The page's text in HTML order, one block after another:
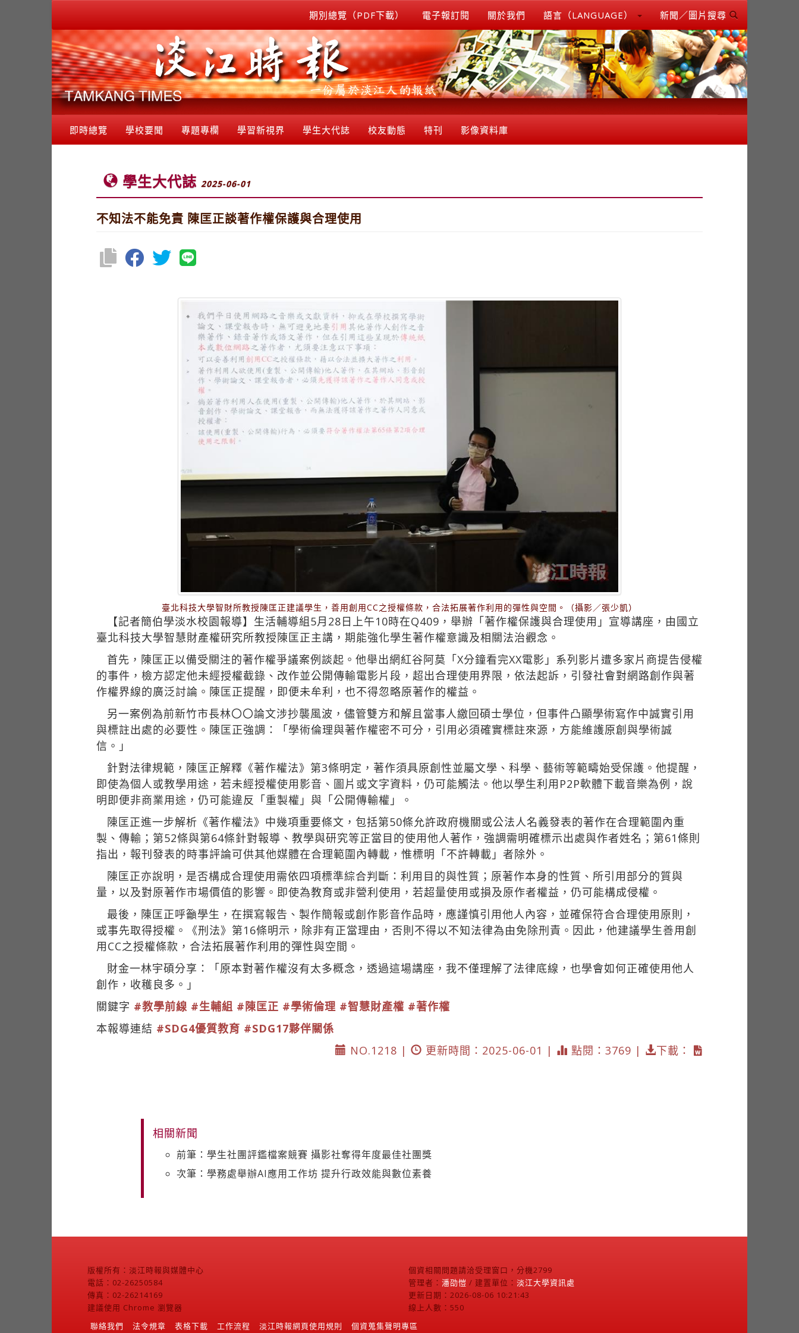
期別總覽（PDF下載） 電子報訂閱 關於我們 語言（LANGUAGE） 新聞／圖片搜尋
即時總覽 學校要聞 專題專欄 學習新視界 學生大代誌 校友動態 特刊 影像資料庫
學生大代誌 2025-06-01
不知法不能免責 陳匡正談著作權保護與合理使用
臺北科技大學智財所教授陳匡正建議學生，善用創用CC之授權條款，合法拓展著作利用的彈性與空間。（攝影／張少凱）
【記者簡伯學淡水校園報導】生活輔導組5月28日上午10時在Q409，舉辦「著作權保護與合理使用」宣導講座，由國立
臺北科技大學智慧財產權研究所教授陳匡正主講，期能強化學生著作權意識及相關法治觀念。
首先，陳匡正以備受關注的著作權爭議案例談起。他舉出網紅谷阿莫「X分鐘看完XX電影」系列影片遭多家片商提告侵權
的事件，檢方認定他未經授權截錄、改作並公開傳輸電影片段，超出合理使用界限，依法起訴，引發社會對網路創作與著
作權界線的廣泛討論。陳匡正提醒，即便未牟利，也不得忽略原著作的權益。
另一案例為前新竹市長林〇〇論文涉抄襲風波，儘管雙方和解且當事人繳回碩士學位，但事件凸顯學術寫作中誠實引用
與標註出處的必要性。陳匡正強調：「學術倫理與著作權密不可分，引用必須確實標註來源，方能維護原創與學術誠
信。」
針對法律規範，陳匡正解釋《著作權法》第3條明定，著作須具原創性並屬文學、科學、藝術等範疇始受保護。他提醒，
即使為個人或教學用途，若未經授權使用影音、圖片或文字資料，仍可能觸法。他以學生利用P2P軟體下載音樂為例，說
明即便非商業用途，仍可能違反「重製權」與「公開傳輸權」。
陳匡正進一步解析《著作權法》中幾項重要條文，包括第50條允許政府機關或公法人名義發表的著作在合理範圍內重
製、傳輸；第52條與第64條針對報導、教學與研究等正當目的使用他人著作，強調需明確標示出處與作者姓名；第61條則
指出，報刊發表的時事評論可供其他媒體在合理範圍內轉載，惟標明「不許轉載」者除外。
陳匡正亦說明，是否構成合理使用需依四項標準綜合判斷：利用目的與性質；原著作本身的性質、所引用部分的質與
量，以及對原著作市場價值的影響。即使為教育或非營利使用，若超量使用或損及原作者權益，仍可能構成侵權。
最後，陳匡正呼籲學生，在撰寫報告、製作簡報或創作影音作品時，應謹慎引用他人內容，並確保符合合理使用原則，
或事先取得授權。《刑法》第16條明示，除非有正當理由，否則不得以不知法律為由免除刑責。因此，他建議學生善用創
用CC之授權條款，合法拓展著作利用的彈性與空間。
財金一林宇碩分享：「原本對著作權沒有太多概念，透過這場講座，我不僅理解了法律底線，也學會如何正確使用他人
創作，收穫良多。」
關鍵字 #教學前線 #生輔組 #陳匡正 #學術倫理 #智慧財產權 #著作權
本報導連結 #SDG4優質教育 #SDG17夥伴關係
NO.1218 |
更新時間：2025-06-01 | 點閱：3769 | 下載：
相關新聞
前筆：學生社團評鑑檔案競賽 攝影社奪得年度最佳社團獎
次筆：學務處舉辦AI應用工作坊 提升行政效能與數位素養
版權所有：淡江時報與媒體中心
電話：02-26250584
傳真：02-26214169
建議使用 Chrome 瀏覽器
個資相關問題請洽受理窗口，分機2799
管理者： 潘劭愷 / 建置單位： 淡江大學資訊處
更新日期：2026-08-06 10:21:43
線上人數：550
聯絡我們
法令規章 表格下載 工作流程 淡江時報網頁使用規則 個資蒐集聲明專區